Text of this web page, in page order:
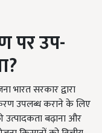
पर उप-
भारत सरकार द्वारा
उपलब्ध कराने के लिए
उत्पादकता बढ़ाना और